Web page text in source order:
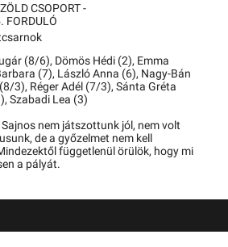
CSOPORT -
FORDULÓ
(8/6), Dömös Hédi (2), Emma
(7), László Anna (6), Nagy-Bán
3), Réger Adél (7/3), Sánta Gréta
Szabadi Lea (3)
Sajnos nem játszottunk jól, nem volt
de a győzelmet nem kell
függetlenül örülök, hogy mi
a pályát.